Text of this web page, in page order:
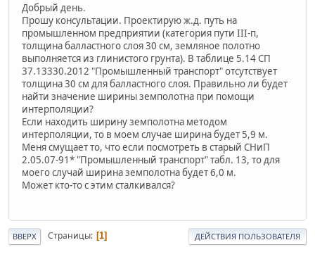
Добрый день.
Прошу консультации. Проектирую ж.д. путь на
промышленном предприятии (категория пути III-п,
толщина балластного слоя 30 см, земляное полотно
выполняется из глинистого грунта). В таблице 5.14 СП
37.13330.2012 "Промышленный транспорт" отсутствует
толщина 30 см для балластного слоя. Правильно ли будет
найти значение ширины земполотна при помощи
интерполяции?
Если находить ширину земполотна методом
интерполяции, то в моем случае ширина будет 5,9 м.
Меня смущает то, что если посмотреть в старый СНиП
2.05.07-91* "Промышленный транспорт" табл. 13, то для
моего случай ширина земполотна будет 6,0 м.
Может кто-то с этим сталкивался?
ВВЕРХ Страницы 1 ДЕЙСТВИЯ ПОЛЬЗОВАТЕЛЯ